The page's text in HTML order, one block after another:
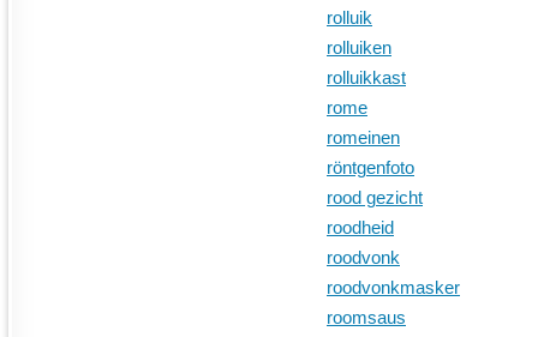
rolluik
rolluiken
rolluikkast
rome
romeinen
röntgenfoto
rood gezicht
roodheid
roodvonk
roodvonkmasker
roomsaus